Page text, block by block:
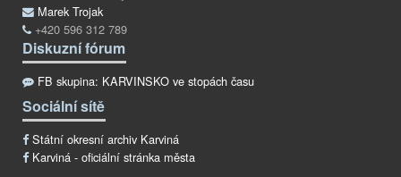
Marek Trojak
+420 596 312 789
Diskuzní fórum
FB skupina: KARVINSKO ve stopách času
Sociální sítě
Státní okresní archiv Karviná
Karviná - oficiální stránka města